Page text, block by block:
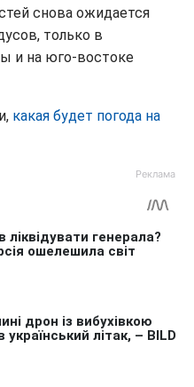
снова ожидается
только в
и на юго-востоке
какая будет погода на